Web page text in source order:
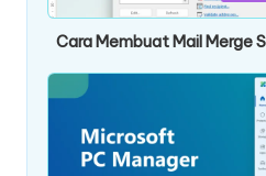
Cara Membuat Mail Merge